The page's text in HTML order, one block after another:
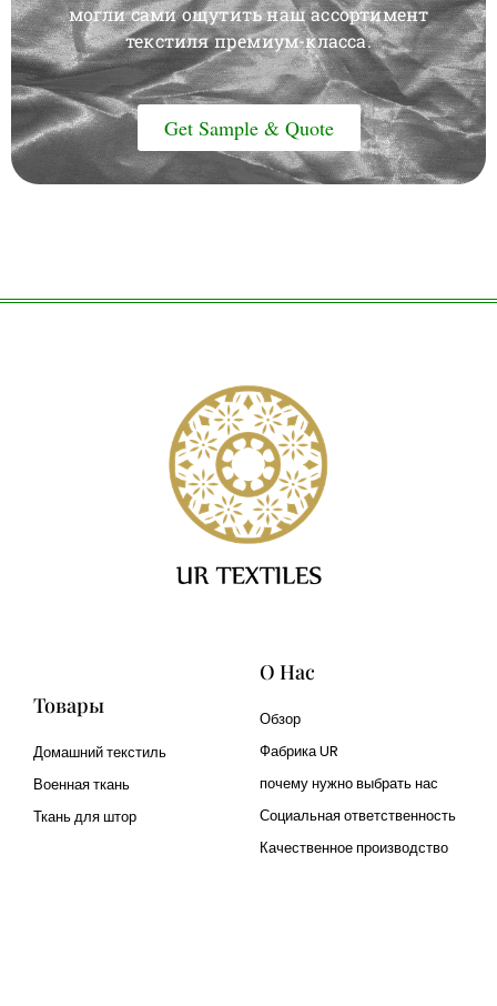
могли сами ощутить наш ассортимент
текстиля премиум-класса.
Get Sample & Quote
Товары
Домашний текстиль
Военная ткань
Ткань для штор
О Нас
Обзор
Фабрика UR
почему нужно выбрать нас
Социальная ответственность
Качественное производство